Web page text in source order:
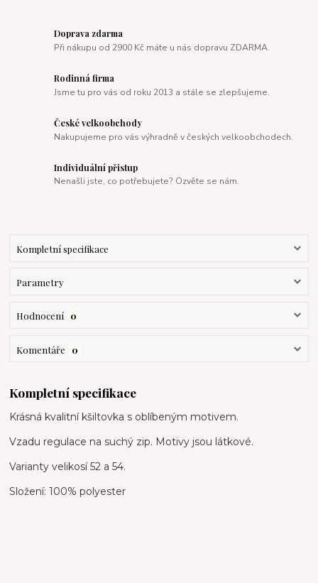
Doprava zdarma
Při nákupu od 2900 Kč máte u nás dopravu ZDARMA.
Rodinná firma
Jsme tu pro vás od roku 2013 a stále se zlepšujeme.
České velkoobchody
Nakupujeme pro vás výhradně v českých velkoobchodech.
Individuální přistup
Nenašli jste, co potřebujete? Ozvěte se nám.
Kompletní specifikace
Parametry
Hodnocení 0
Komentáře 0
Kompletní specifikace
Krásná kvalitní kšiltovka s oblíbeným motivem.
Vzadu regulace na suchý zip. Motivy jsou látkové.
Varianty velikosí 52 a 54.
Složení: 100% polyester